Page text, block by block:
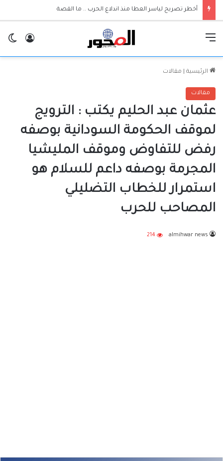
أخطر تصريح لياسر العطا منذ اندلاع الحرب .. ما القصة
الرئيسية مقالات
مقالات
عثمان عبد الحليم يكتب : الترويج
لموقف الحكومة السودانية بوصفه
رفض للتفاوض وموقف المليشيا
المجرمة بوصفه داعم للسلام هو
استمرار للخطاب التضليلي
المصاحب للحرب
almihwar news
214